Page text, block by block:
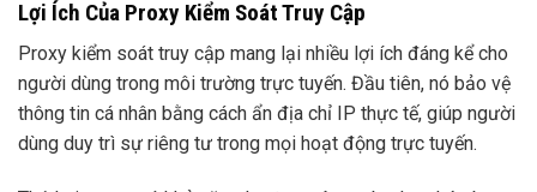
Lợi Ích Của Proxy Kiểm Soát Truy Cập
Proxy kiểm soát truy cập mang lại nhiều lợi ích đáng kể cho
người dùng trong môi trường trực tuyến. Đầu tiên, nó bảo vệ
thông tin cá nhân bằng cách ẩn địa chỉ IP thực tế, giúp người
dùng duy trì sự riêng tư trong mọi hoạt động trực tuyến.